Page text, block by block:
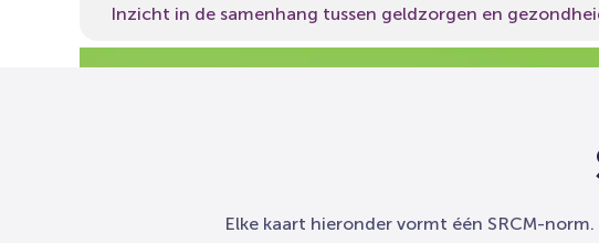
Inzicht in de samenhang tussen geldzorgen en
Elke kaart hieronder vormt één SRCM-